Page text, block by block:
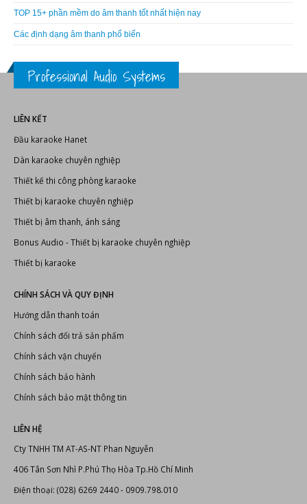
TOP 15+ phần mềm do âm thanh tốt nhất hiện nay
Các định dạng âm thanh phổ biến
Professional Audio Systems
LIÊN KẾT
Đầu karaoke Hanet
Dàn karaoke chuyên nghiệp
Thiết kế thi công phòng karaoke
Thiết bị karaoke chuyên nghiệp
Thiết bị âm thanh, ánh sáng
Bonus Audio -Thiết bị karaoke chuyên nghiệp
Thiết bị karaoke
CHÍNH SÁCH VÀ QUY ĐỊNH
Hướng dẫn thanh toán
Chính sách đổi trả sản phẩm
Chính sách vận chuyển
Chính sách bảo hành
Chính sách bảo mật thông tin
LIÊN HỆ
Cty TNHH TM AT-AS-NT Phan Nguyễn
406 Tân Sơn Nhì P.Phú Thọ Hòa Tp.Hồ Chí Minh
Điện thoại: (028) 6269 2440 - 0909.798.010